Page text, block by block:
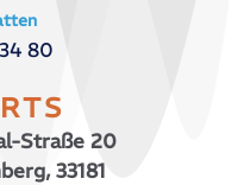
80
Straße 20
33181